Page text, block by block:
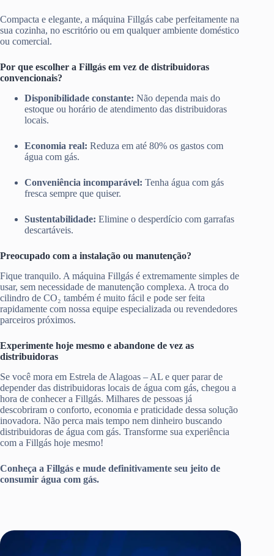
Compacta e elegante, a máquina Fillgás cabe perfeitamente na
sua cozinha, no escritório ou em qualquer ambiente doméstico
ou comercial.
Por que escolher a Fillgás em vez de distribuidoras
convencionais?
Disponibilidade constante: Não dependa mais do
estoque ou horário de atendimento das distribuidoras
locais.
Economia real: Reduza em até 80% os gastos com
água com gás.
Conveniência incomparável: Tenha água com gás
fresca sempre que quiser.
Sustentabilidade: Elimine o desperdício com garrafas
descartáveis.
Preocupado com a instalação ou manutenção?
Fique tranquilo. A máquina Fillgás é extremamente simples de
usar, sem necessidade de manutenção complexa. A troca do
cilindro de CO₂ também é muito fácil e pode ser feita
rapidamente com nossa equipe especializada ou revendedores
parceiros próximos.
Experimente hoje mesmo e abandone de vez as
distribuidoras
Se você mora em Estrela de Alagoas – AL e quer parar de
depender das distribuidoras locais de água com gás, chegou a
hora de conhecer a Fillgás. Milhares de pessoas já
descobriram o conforto, economia e praticidade dessa solução
inovadora. Não perca mais tempo nem dinheiro buscando
distribuidoras de água com gás. Transforme sua experiência
com a Fillgás hoje mesmo!
Conheça a Fillgás e mude definitivamente seu jeito de
consumir água com gás.